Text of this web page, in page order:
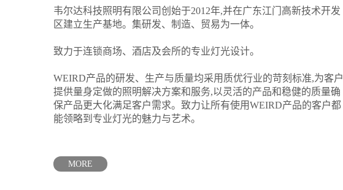
韦尔达科技照明有限公司创始于2012年,并在广东江门高新技术开发
区建立生产基地。集研发、制造、贸易为一体。
致力于连锁商场、酒店及会所的专业灯光设计。
WEIRD产品的研发、生产与质量均采用质优行业的苛刻标准,为客户
提供量身定做的照明解决方案和服务,以灵活的产品和稳健的质量确
保产品更大化满足客户需求。致力让所有使用WEIRD产品的客户都
能领略到专业灯光的魅力与艺术。
MORE